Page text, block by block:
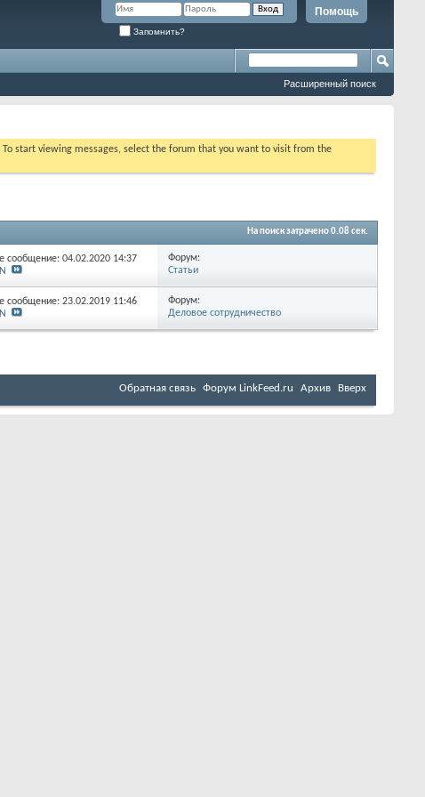
Помощь
Запомнить?
Расширенный поиск
start viewing messages, select the forum that you want to visit from the
На поиск затрачено0.08сек.
сообщение: 04.02.2020 14:37
Форум:
Статьи
сообщение: 23.02.2019 11:46
Форум:
Деловое сотрудничество
Обратная связь Форум LinkFeed.ru Архив Вверх